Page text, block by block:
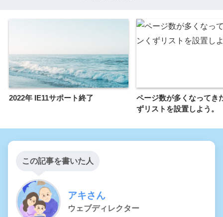
2022年 IE11サポート終了
ページ数が多くなってき
ずリストを設置しよう。
この記事を書いた人
アキさん
ウェブディレクター